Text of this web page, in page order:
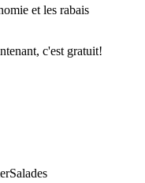
et les rabais
c'est gratuit!
Salades